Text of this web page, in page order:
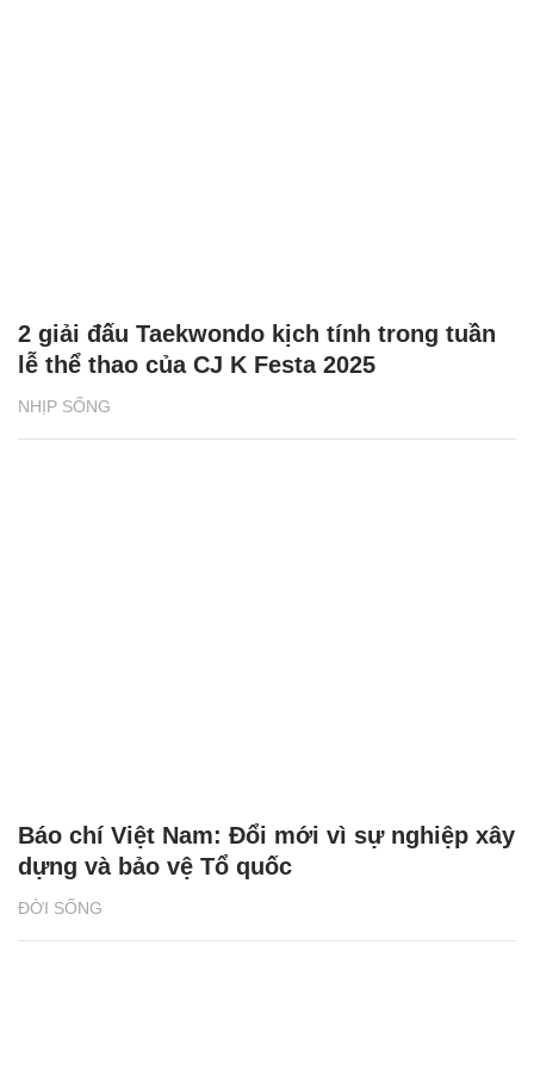
NHỊP SỐNG
2 giải đấu Taekwondo kịch tính trong tuần
lễ thể thao của CJ K Festa 2025
ĐỜI SỐNG
Báo chí Việt Nam: Đổi mới vì sự nghiệp xây
dựng và bảo vệ Tổ quốc